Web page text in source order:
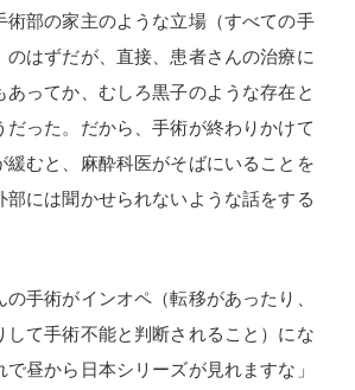
部の家主のような立場（すべての手
のはずだが、直接、患者さんの治療に
あってか、むしろ黒子のような存在と
だった。だから、手術が終わりかけて
緩むと、麻酔科医がそばにいることを
部には聞かせられないような話をする
手術がインオペ（転移があったり、
して手術不能と判断されること）にな
昼から日本シリーズが見れますな」